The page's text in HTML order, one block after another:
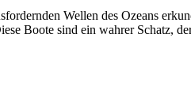
Wellen des Ozeans
Boote sind ein wahrer Schatz,